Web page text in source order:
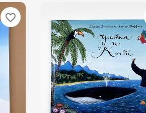
favorite_border